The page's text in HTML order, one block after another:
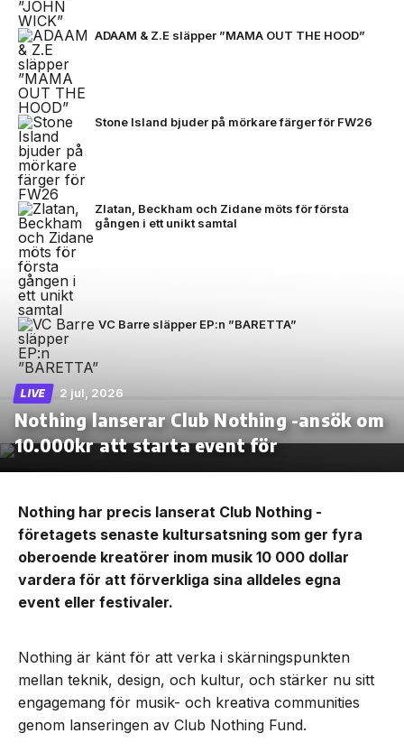
ADAAM & Z.E släpper ”MAMA OUT THE HOOD”
Stone Island bjuder på mörkare färger för FW26
Zlatan, Beckham och Zidane möts för första
gången i ett unikt samtal
VC Barre släpper EP:n ”BARETTA”
LIVE 2 jul, 2026
Nothing lanserar Club Nothing -ansök om
10.000kr att starta event för
Nothing har precis lanserat Club Nothing -
företagets senaste kultursatsning som ger fyra
oberoende kreatörer inom musik 10 000 dollar
vardera för att förverkliga sina alldeles egna
event eller festivaler.
Nothing är känt för att verka i skärningspunkten
mellan teknik, design, och kultur, och stärker nu sitt
engagemang för musik- och kreativa communities
genom lanseringen av Club Nothing Fund.